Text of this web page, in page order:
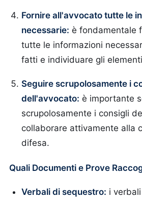
Fornire all'avvocato tutte le
necessarie: è fondamentale
tutte le informazioni
fatti e individuare gli
Seguire scrupolosamente i
dell'avvocato: è importante
scrupolosamente i consigli
collaborare attivamente alla
difesa.
Quali Documenti e Prove
Verbali di sequestro: i